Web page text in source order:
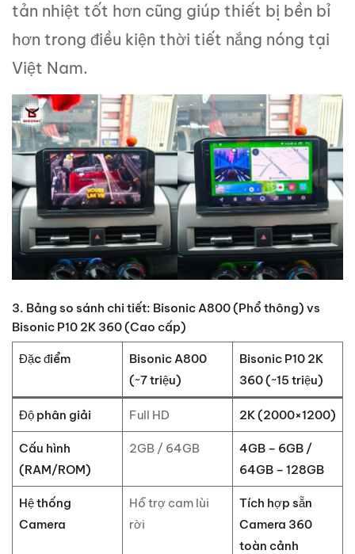
tản nhiệt tốt hơn cũng giúp thiết bị bền bỉ
hơn trong điều kiện thời tiết nắng nóng tại
Việt Nam.
3. Bảng so sánh chi tiết: Bisonic A800 (Phổ thông) vs
Bisonic P10 2K 360 (Cao cấp)
Đặc điểm
Bisonic A800
(~7 triệu)
Bisonic P10 2K
360 (~15 triệu)
Độ phân giải Full HD 2K (2000×1200)
Cấu hình
(RAM/ROM)
2GB / 64GB
4GB – 6GB /
64GB – 128GB
Hệ thống
Camera
Hỗ trợ cam lùi
rời
Tích hợp sẵn
Camera 360
toàn cảnh